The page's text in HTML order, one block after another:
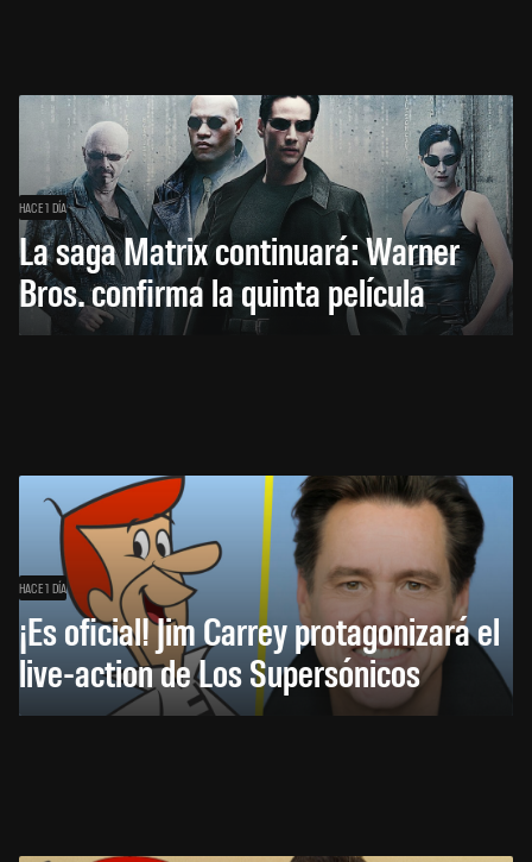
HACE 1 DÍA
La saga Matrix continuará: Warner
Bros. confirma la quinta película
HACE 1 DÍA
¡Es oficial! Jim Carrey protagonizará el
live-action de Los Supersónicos